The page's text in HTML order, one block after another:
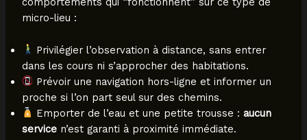
micro-lieu :
Privilégier l’observation à distance, sans entrer
dans les cours ni s’approcher des habitations.
Prévoir une navigation hors-ligne et informer un
proche si l’on part seul sur des chemins.
Emporter de l’eau et une petite trousse :aucun
servicen’est garanti à proximité immédiate.